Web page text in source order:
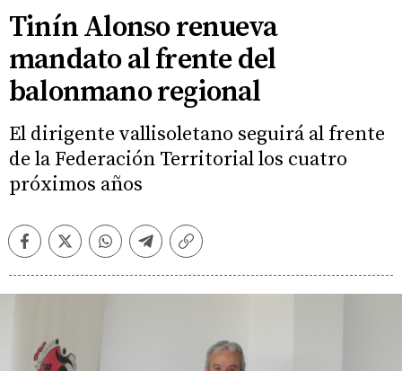
Tinín Alonso renueva
mandato al frente del
balonmano regional
El dirigente vallisoletano seguirá al frente
de la Federación Territorial los cuatro
próximos años
FacebookTwitterWhatsappTelegramCopiar